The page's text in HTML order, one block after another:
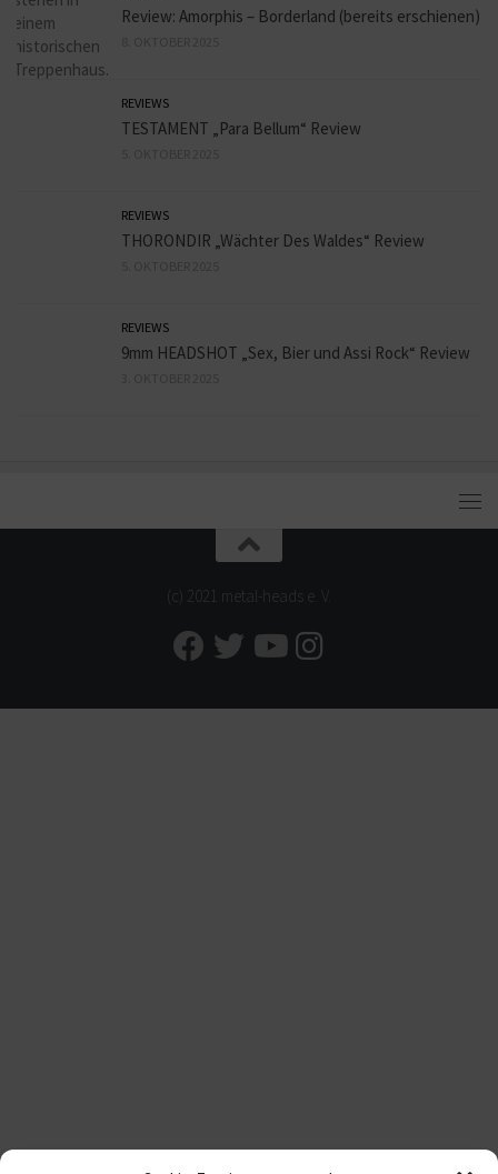
Review: Amorphis – Borderland (bereits erschienen)
REVIEWS
TESTAMENT „Para Bellum“ Review
REVIEWS
THORONDIR „Wächter Des Waldes“ Review
REVIEWS
9mm HEADSHOT „Sex, Bier und Assi Rock“ Review
(c) 2021 metal-heads e. V.